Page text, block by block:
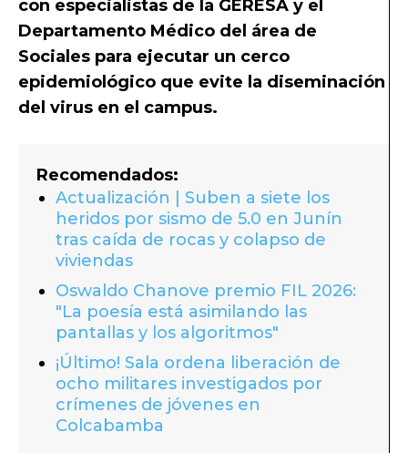
con especialistas de la GERESA y el
Departamento Médico del área de
Sociales para ejecutar un cerco
epidemiológico que evite la diseminación
del virus en el campus.
Recomendados:
Actualización | Suben a siete los
heridos por sismo de 5.0 en Junín
tras caída de rocas y colapso de
viviendas
Oswaldo Chanove premio FIL 2026:
"La poesía está asimilando las
pantallas y los algoritmos"
¡Último! Sala ordena liberación de
ocho militares investigados por
crímenes de jóvenes en
Colcabamba